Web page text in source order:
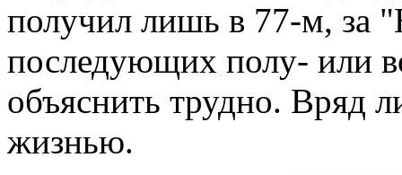
получил лишь в 77-м, за
последующих полу- или
объяснить трудно. Вряд
жизнью.